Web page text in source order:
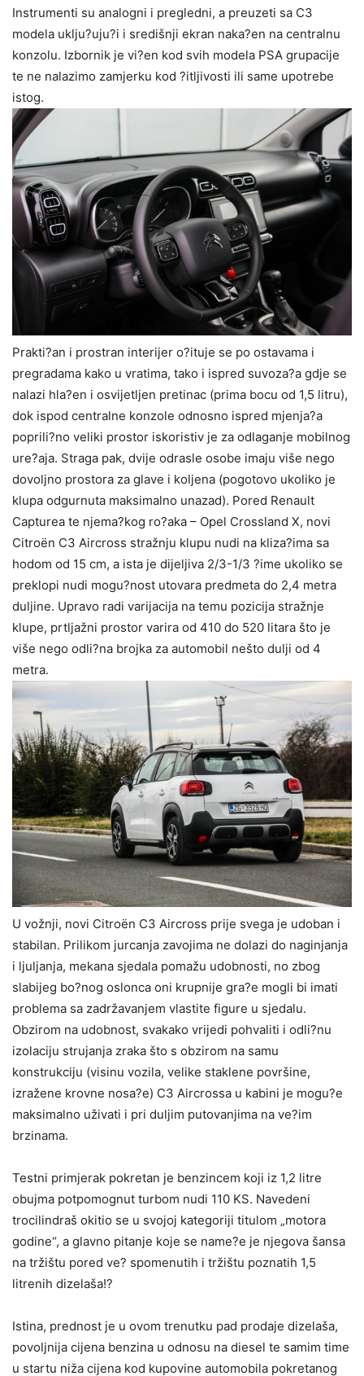
Instrumenti su analogni i pregledni, a preuzeti sa C3
modela uklju?uju?i i središnji ekran naka?en na centralnu
konzolu. Izbornik je vi?en kod svih modela PSA grupacije
te ne nalazimo zamjerku kod ?itljivosti ili same upotrebe
istog.
Prakti?an i prostran interijer o?ituje se po ostavama i
pregradama kako u vratima, tako i ispred suvoza?a gdje se
nalazi hla?en i osvijetljen pretinac (prima bocu od 1,5 litru),
dok ispod centralne konzole odnosno ispred mjenja?a
poprili?no veliki prostor iskoristiv je za odlaganje mobilnog
ure?aja. Straga pak, dvije odrasle osobe imaju više nego
dovoljno prostora za glave i koljena (pogotovo ukoliko je
klupa odgurnuta maksimalno unazad). Pored Renault
Capturea te njema?kog ro?aka – Opel Crossland X, novi
Citroën C3 Aircross stražnju klupu nudi na kliza?ima sa
hodom od 15 cm, a ista je dijeljiva 2/3-1/3 ?ime ukoliko se
preklopi nudi mogu?nost utovara predmeta do 2,4 metra
duljine. Upravo radi varijacija na temu pozicija stražnje
klupe, prtljažni prostor varira od 410 do 520 litara što je
više nego odli?na brojka za automobil nešto dulji od 4
metra.
U vožnji, novi Citroën C3 Aircross prije svega je udoban i
stabilan. Prilikom jurcanja zavojima ne dolazi do naginjanja
i ljuljanja, mekana sjedala pomažu udobnosti, no zbog
slabijeg bo?nog oslonca oni krupnije gra?e mogli bi imati
problema sa zadržavanjem vlastite figure u sjedalu.
Obzirom na udobnost, svakako vrijedi pohvaliti i odli?nu
izolaciju strujanja zraka što s obzirom na samu
konstrukciju (visinu vozila, velike staklene površine,
izražene krovne nosa?e) C3 Aircrossa u kabini je mogu?e
maksimalno uživati i pri duljim putovanjima na ve?im
brzinama.
Testni primjerak pokretan je benzincem koji iz 1,2 litre
obujma potpomognut turbom nudi 110 KS. Navedeni
trocilindraš okitio se u svojoj kategoriji titulom „motora
godine“, a glavno pitanje koje se name?e je njegova šansa
na tržištu pored ve? spomenutih i tržištu poznatih 1,5
litrenih dizelaša!?
Istina, prednost je u ovom trenutku pad prodaje dizelaša,
povoljnija cijena benzina u odnosu na diesel te samim time
u startu niža cijena kod kupovine automobila pokretanog